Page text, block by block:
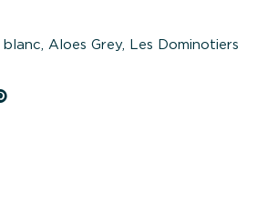
Aloes Grey, Les Dominotiers